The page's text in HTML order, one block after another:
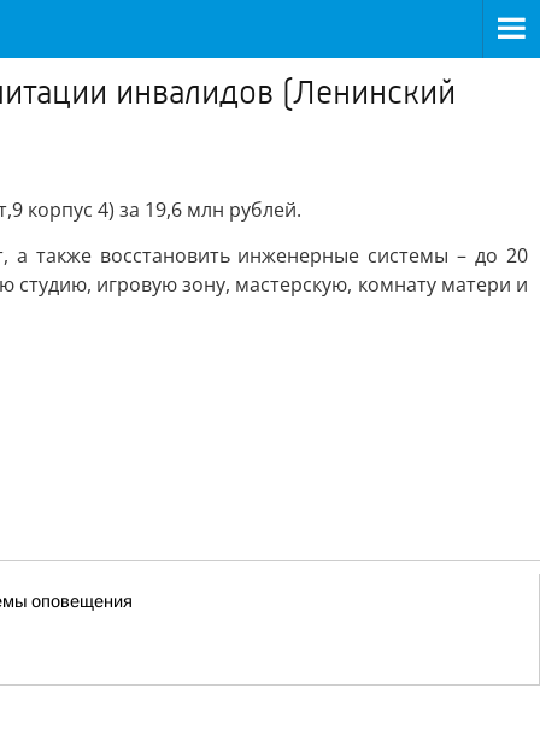
инвалидов (Ленинский
корпус 4) за 19,6 млн рублей.
а также восстановить инженерные системы – до 20
игровую зону, мастерскую, комнату матери и
оповещения